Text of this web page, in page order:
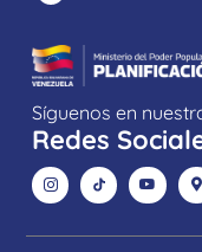
Síguenos en
Redes